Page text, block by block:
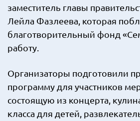
заместитель главы
Лейла Фазлеева, которая
благотворительный фонд
работу.
Организаторы подготовили
программу для участников
состоящую из концерта,
класса для детей,